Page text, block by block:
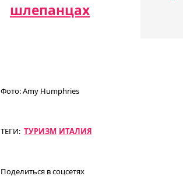
шлепанцах
Фото:Amy Humphries
ТЕГИ: ТУРИЗМ ИТАЛИЯ
Поделиться в соцсетях